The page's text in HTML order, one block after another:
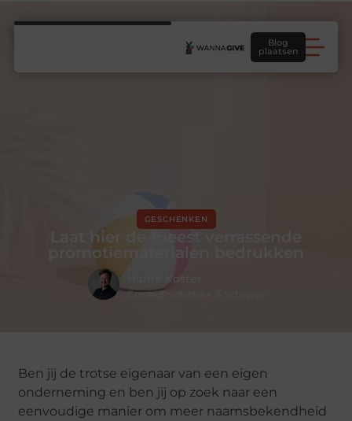
Blog
plaatsen
GESCHENKEN
Laat hier de meest verrassende
promotiematerialen bedrukken
Hidde Koster
Creatief redacteur & Schrijver
Ben jij de trotse eigenaar van een eigen
onderneming en ben jij op zoek naar een
eenvoudige manier om meer naamsbekendheid